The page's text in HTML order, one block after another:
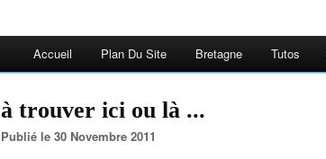
Accueil Plan Du Site Bretagne Tutos
à trouver ici ou là ...
Publié le 30 Novembre 2011